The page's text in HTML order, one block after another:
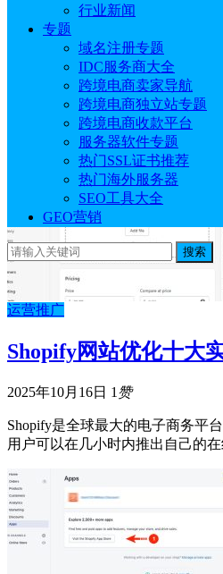
行业新闻
专题
域名注册专题
IDC服务商大全
跨境电商卖家导航
跨境电商独立站专题
跨境电商收款平台
服务器软件专题
热门SSL证书推荐
热门海外服务器
SEO工具大全
GEO营销
搜索
2025年10月11日0赞
Shopify在线商店可以创建网页、
销售产品之前，需要添加产品至
运营推广
Shopify网站优化十大
2025年10月16日 1 赞
Shopify是全球最大的电子商务平
用户可以在几小时内推出自己的